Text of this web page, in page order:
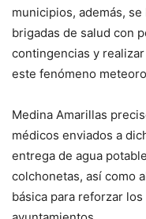
municipios, además,
brigadas de salud con
contingencias y
este fenómeno
Medina Amarillas
médicos enviados a
entrega de agua
colchonetas, así como
básica para reforzar